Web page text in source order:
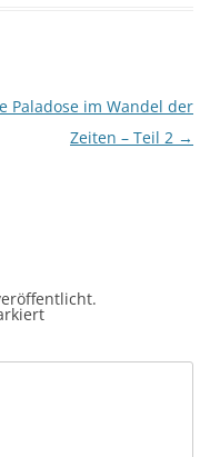
Paladose im Wandel der
Zeiten – Teil 2 →